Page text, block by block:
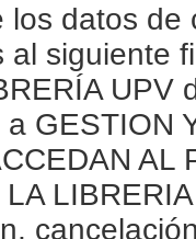
los datos
al siguiente
GESTION
AL